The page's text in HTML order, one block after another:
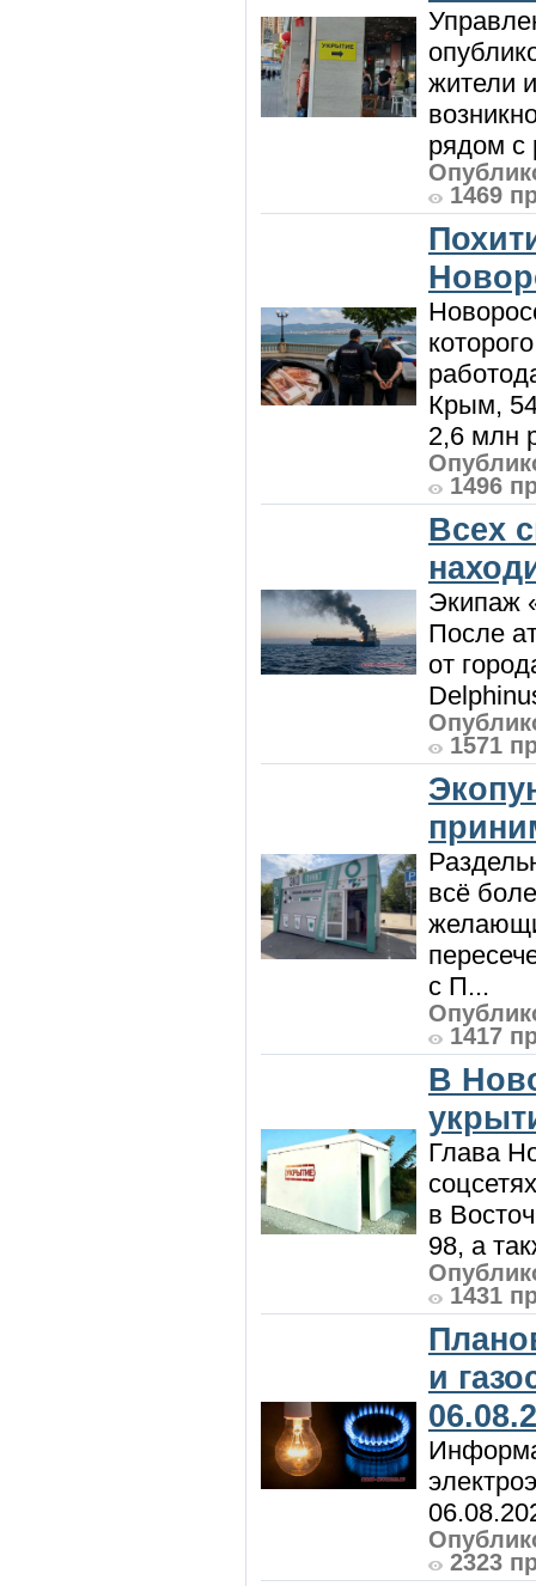
жители
рядом с
1469
Крым,
2,6 млн
1496
Всех
Экипаж
После
от
1571
всё
с П...
1417
В
Глава
в
98, а
1431
и
2323